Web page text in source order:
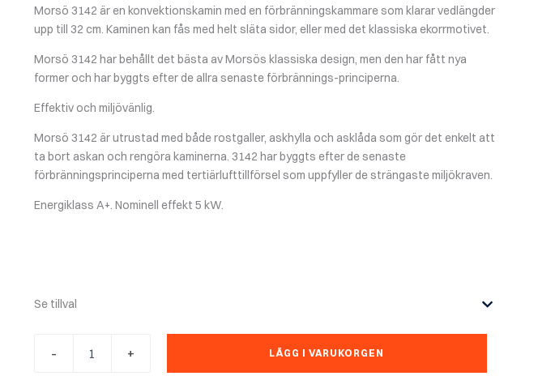
Morsö 3142 är en konvektionskamin med en förbränningskammare som klarar vedlängder
upp till 32 cm. Kaminen kan fås med helt släta sidor, eller med det klassiska ekorrmotivet.
Morsö 3142 har behållt det bästa av Morsös klassiska design, men den har fått nya
former och har byggts efter de allra senaste förbrännings-principerna.
Effektiv och miljövänlig.
Morsö 3142 är utrustad med både rostgaller, askhylla och asklåda som gör det enkelt att
ta bort askan och rengöra kaminerna. 3142 har byggts efter de senaste
förbränningsprinciperna med tertiärlufttillförsel som uppfyller de strängaste miljökraven.
Energiklass A+. Nominell effekt 5 kW.
Se tillval
-
3142
+ LÄGG I VARUKORGEN